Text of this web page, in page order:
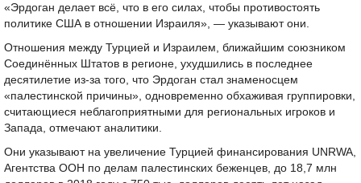
«Эрдоган делает всё, что в его силах, чтобы противостоять
политике США в отношении Израиля», — указывают они.
Отношения между Турцией и Израилем, ближайшим союзником
Соединённых Штатов в регионе, ухудшились в последнее
десятилетие из-за того, что Эрдоган стал знаменосцем
«палестинской причины», одновременно обхаживая группировки,
считающиеся неблагоприятными для региональных игроков и
Запада, отмечают аналитики.
Они указывают на увеличение Турцией финансирования UNRWA,
Агентства ООН по делам палестинских беженцев, до 18,7 млн